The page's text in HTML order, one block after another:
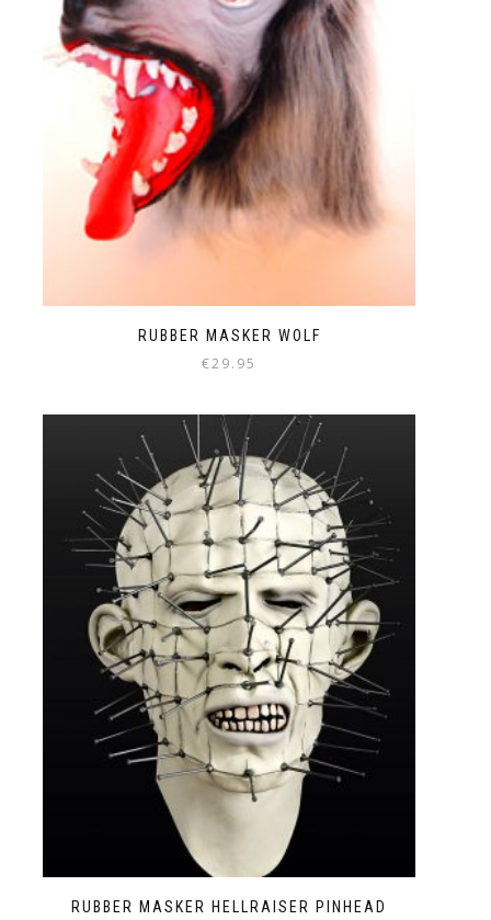
RUBBER MASKER WOLF
€29.95
RUBBER MASKER HELLRAISER PINHEAD